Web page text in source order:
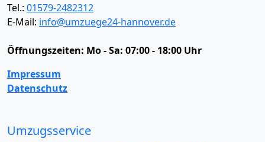
Tel.: 01579-2482312
E-Mail: info@umzuege24-hannover.de
Öffnungszeiten: Mo - Sa: 07:00 - 18:00 Uhr
Impressum
Datenschutz
Umzugsservice